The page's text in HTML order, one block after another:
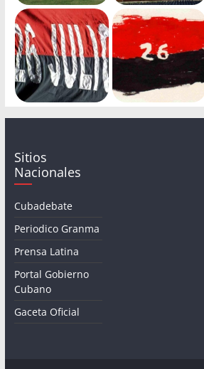
Sitios
Nacionales
Cubadebate
Periodico Granma
Prensa Latina
Portal Gobierno
Cubano
Gaceta Oficial